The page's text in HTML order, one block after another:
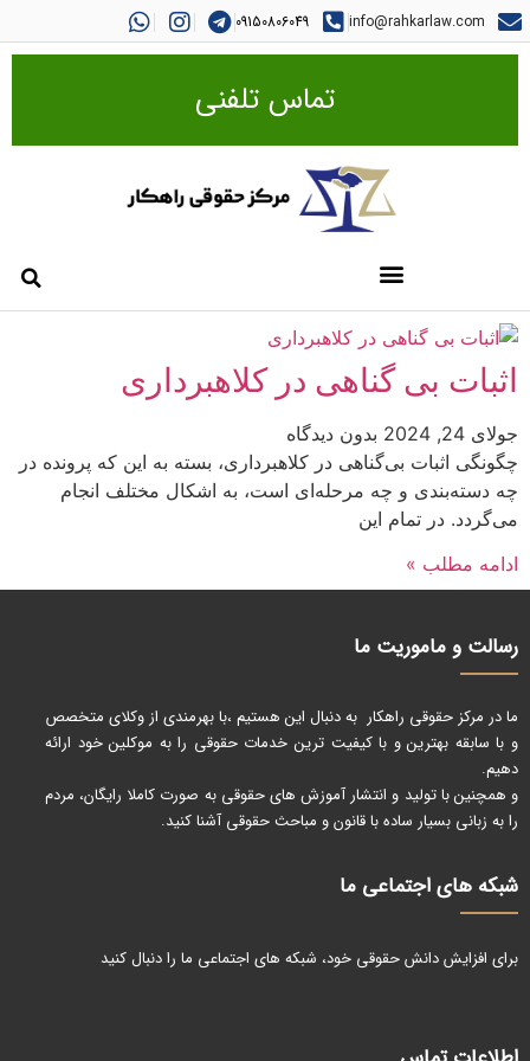
info@rahkarlaw.com
09150806049
تماس تلفنی
اثبات بی گناهی در کلاهبرداری
جولای 24, 2024
بدون دیدگاه
چگونگی اثبات بی‌گناهی در کلاهبرداری، بسته به این که پرونده در
چه دسته‌بندی و چه مرحله‌ای است، به اشکال مختلف انجام
می‌گردد. در تمام این
ادامه مطلب »
رسالت و ماموریت ما
ما در مرکز حقوقی راهکار به دنبال این هستیم ،با بهرمندی از وکلای متخصص
و با سابقه بهترین و با کیفیت ترین خدمات حقوقی را به موکلین خود ارائه
دهیم.
و همچنین با تولید و انتشار آموزش های حقوقی به صورت کاملا رایگان، مردم
را به زبانی بسیار ساده با قانون و مباحث حقوقی آشنا کنید.
شبکه های اجتماعی ما
برای افزایش دانش حقوقی خود، شبکه های اجتماعی ما را دنبال کنید